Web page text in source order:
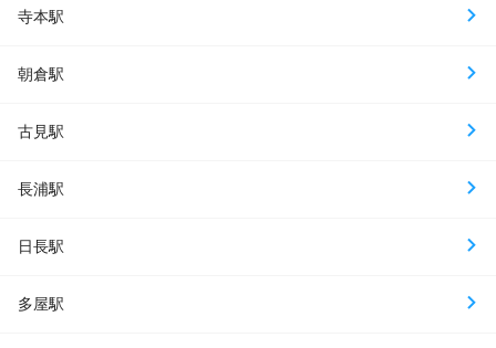
寺本駅
朝倉駅
古見駅
長浦駅
日長駅
多屋駅